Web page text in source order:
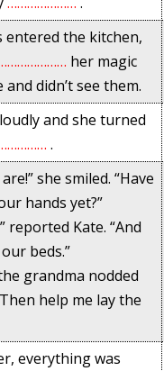
entered the kitchen,
her magic
didn’t see them.
and she turned
.
she smiled. “Have
hands yet?”
reported Kate. “And
our beds.”
grandma nodded
help me lay the
everything was